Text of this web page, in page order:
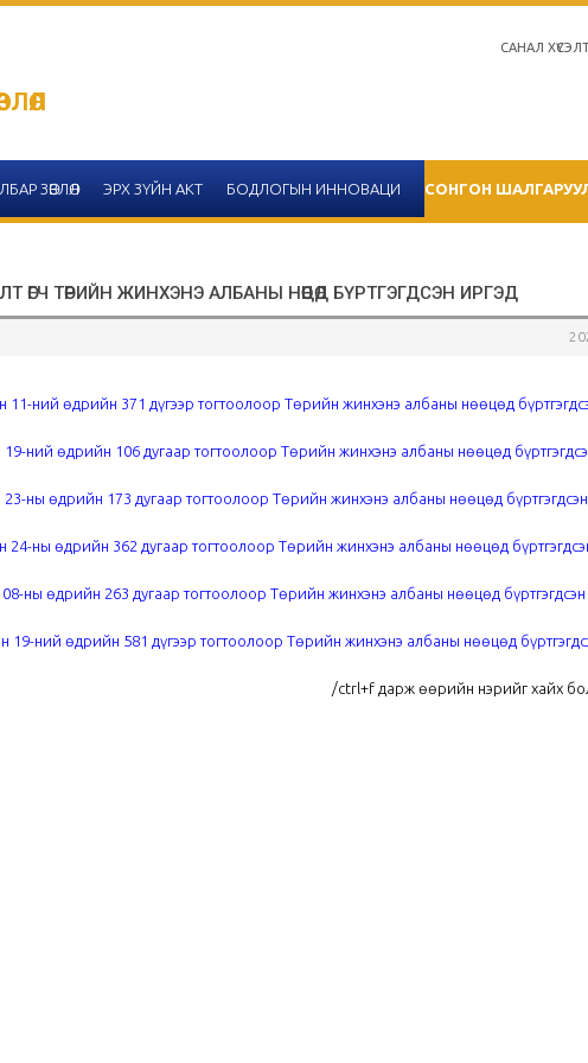
САНАЛ
ЗӨВЛӨЛ ЭРХ ЗҮЙН АКТ БОДЛОГЫН ИННОВАЦИ СОНГОН
ӨГЧ ТӨРИЙН ЖИНХЭНЭ АЛБАНЫ НӨӨЦӨД БҮРТГЭГДСЭН ИРГЭД
ний өдрийн 371 дүгээр тогтоолоор Төрийн жинхэнэ албаны нөөцөд
ний өдрийн 106 дугаар тогтоолоор Төрийн жинхэнэ албаны нөөцөд
ны өдрийн 173 дугаар тогтоолоор Төрийн жинхэнэ албаны нөөцөд
ны өдрийн 362 дугаар тогтоолоор Төрийн жинхэнэ албаны нөөцөд
ны өдрийн 263 дугаар тогтоолоор Төрийн жинхэнэ албаны нөөцөд бүртгэгдсэн
ний өдрийн 581 дүгээр тогтоолоор Төрийн жинхэнэ албаны нөөцөд
/ctrl+f дарж өөрийн нэрийг хайх
тайлангийн хүснэгтийн
2020-12-14
Улаанбаатар